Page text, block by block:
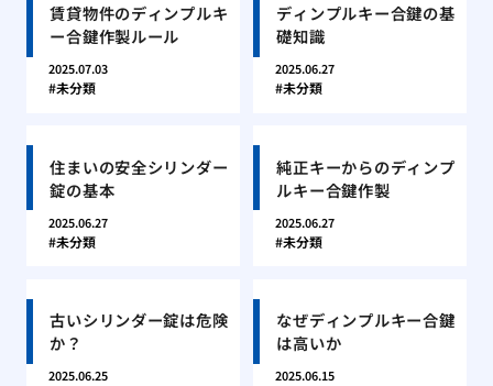
賃貸物件のディンプルキ
ー合鍵作製ルール
2025.07.03
未分類
ディンプルキー合鍵の基
礎知識
2025.06.27
未分類
住まいの安全シリンダー
錠の基本
2025.06.27
未分類
純正キーからのディンプ
ルキー合鍵作製
2025.06.27
未分類
古いシリンダー錠は危険
か？
2025.06.25
なぜディンプルキー合鍵
は高いか
2025.06.15